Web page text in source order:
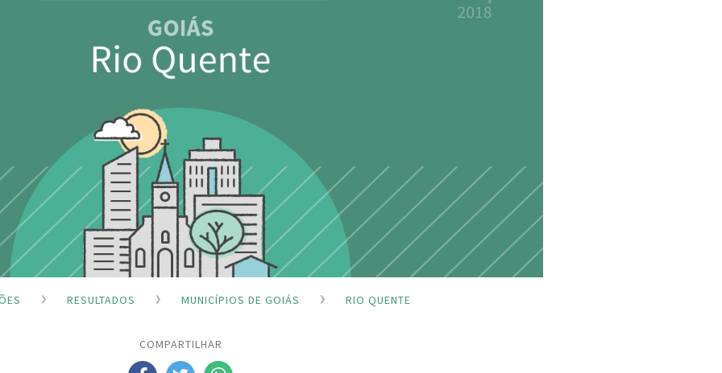
RESULTADOS MUNICÍPIOS DE GOIÁS RIO QUENTE
COMPARTILHAR